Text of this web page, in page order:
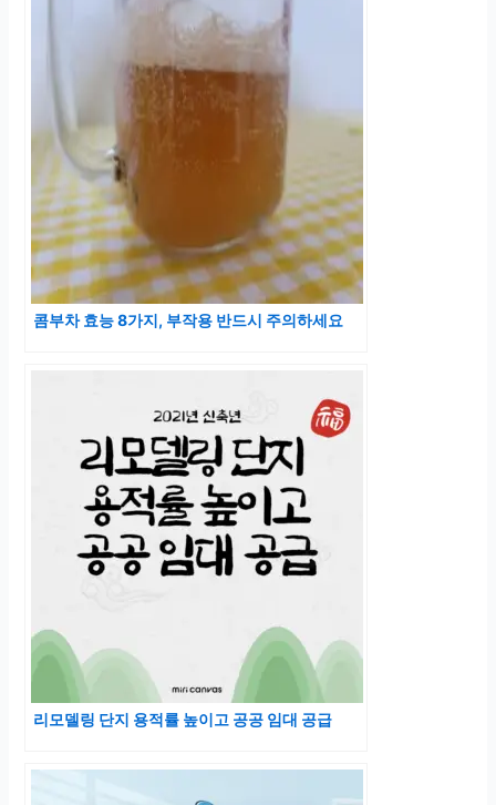
콤부차 효능 8가지, 부작용 반드시 주의하세요
리모델링 단지 용적률 높이고 공공 임대 공급